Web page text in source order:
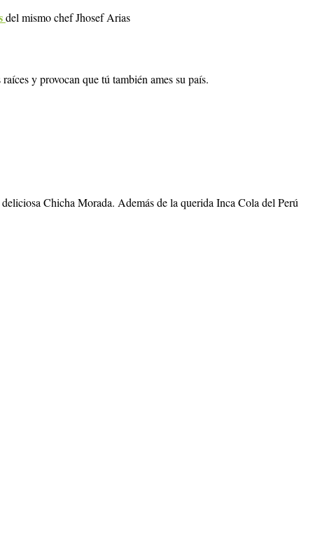
del mismo chef Jhosef Arias
y provocan que tú también ames su país.
Chicha Morada. Además de la querida Inca Cola del Perú